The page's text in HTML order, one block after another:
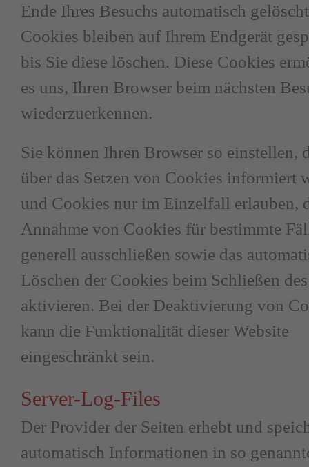
Ende Ihres Besuchs automatisch
Cookies bleiben auf Ihrem Endgerät
bis Sie diese löschen. Diese Cookies
es uns, Ihren Browser beim nächsten
wiederzuerkennen.
Sie können Ihren Browser so einstellen,
über das Setzen von Cookies informiert
und Cookies nur im Einzelfall erlauben,
Annahme von Cookies für bestimmte
generell ausschließen sowie das
Löschen der Cookies beim Schließen
aktivieren. Bei der Deaktivierung von
kann die Funktionalität dieser Website
eingeschränkt sein.
Server-Log-Files
Der Provider der Seiten erhebt und
automatisch Informationen in so